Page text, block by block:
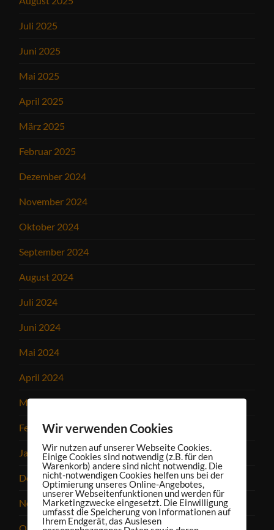
Juli 2025
Juni 2025
Mai 2025
April 2025
März 2025
Februar 2025
Dezember 2024
November 2024
Oktober 2024
September 2024
August 2024
Juli 2024
Juni 2024
Mai 2024
April 2024
März 2024
Februar 2024
Januar 2024
Dezember 2023
November 2023
Wir verwenden Cookies
Wir nutzen auf unserer Webseite Cookies.
Einige Cookies sind notwendig (z.B. für den
Warenkorb) andere sind nicht notwendig. Die
nicht-notwendigen Cookies helfen uns bei der
Optimierung unseres Online-Angebotes,
unserer Webseitenfunktionen und werden für
Marketingzwecke eingesetzt. Die Einwilligung
umfasst die Speicherung von Informationen auf
Ihrem Endgerät, das Auslesen